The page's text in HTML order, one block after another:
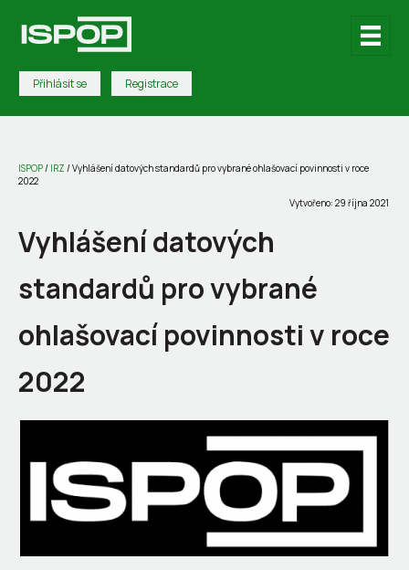
Přihlásit se Registrace
ISPOP/ IRZ /Vyhlášení datových standardů pro vybrané ohlašovací povinnosti v roce
2022
Vytvořeno: 29 října 2021
Vyhlášení datových
standardů pro vybrané
ohlašovací povinnosti v roce
2022